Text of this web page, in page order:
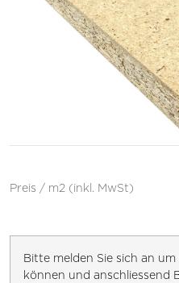
Preis / m2 (inkl. MwSt)
Bitte melden Sie sich an
können und anschliessend